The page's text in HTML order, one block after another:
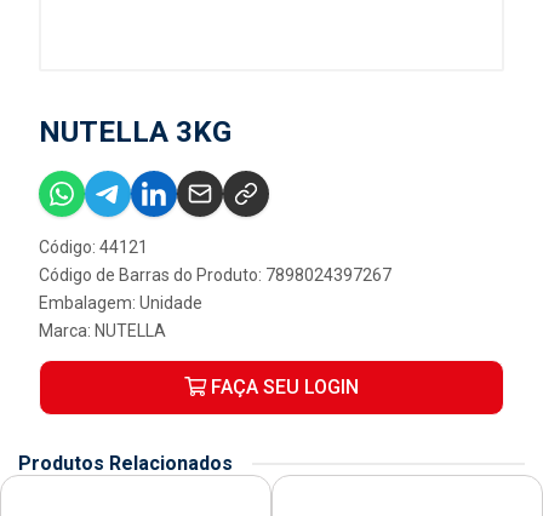
NUTELLA 3KG
Código: 44121
Código de Barras do Produto: 7898024397267
Embalagem: Unidade
Marca: NUTELLA
FAÇA SEU LOGIN
Produtos Relacionados